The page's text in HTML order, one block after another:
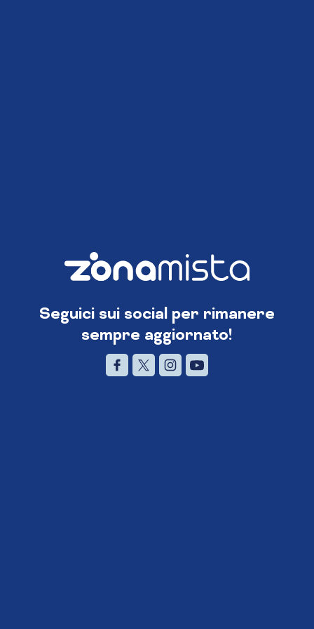
Seguici sui social per rimanere
sempre aggiornato!